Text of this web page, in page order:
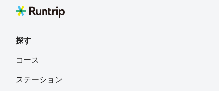
探す
コース
ステーション